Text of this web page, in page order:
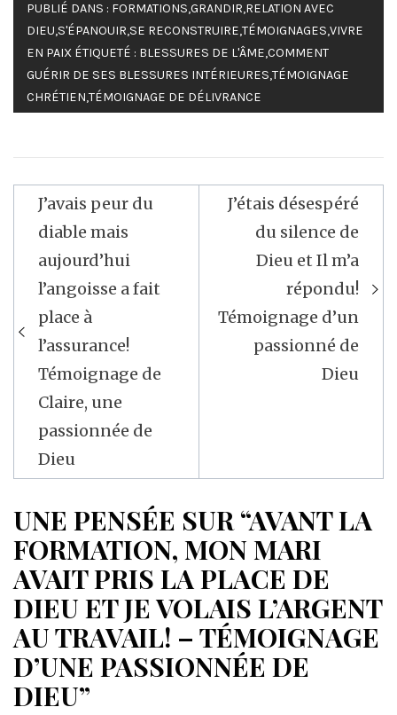
PUBLIÉ DANS : FORMATIONS,GRANDIR,RELATION AVEC
DIEU,S'ÉPANOUIR,SE RECONSTRUIRE,TÉMOIGNAGES,VIVRE
EN PAIX ÉTIQUETÉ : BLESSURES DE L'ÂME,COMMENT
GUÉRIR DE SES BLESSURES INTÉRIEURES,TÉMOIGNAGE
CHRÉTIEN,TÉMOIGNAGE DE DÉLIVRANCE
Navigation
de
l’article
J’avais peur du
diable mais
aujourd’hui
l’angoisse a fait
place à
l’assurance!
Témoignage de
Claire, une
passionnée de
Dieu
J’étais désespéré
du silence de
Dieu et Il m’a
répondu!
Témoignage d’un
passionné de
Dieu
UNE PENSÉE SUR “AVANT LA
FORMATION, MON MARI
AVAIT PRIS LA PLACE DE
DIEU ET JE VOLAIS L’ARGENT
AU TRAVAIL! – TÉMOIGNAGE
D’UNE PASSIONNÉE DE
DIEU”